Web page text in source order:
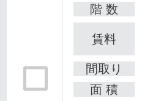
階 数
賃料
間取り
面 積